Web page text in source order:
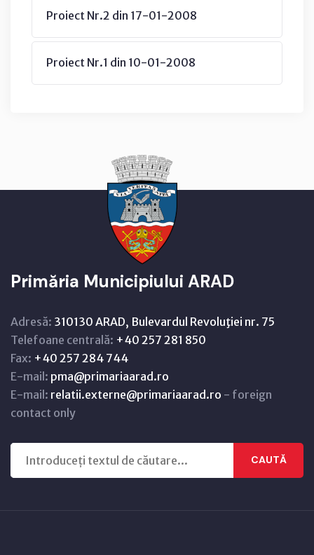
Proiect Nr.2 din 17-01-2008
Proiect Nr.1 din 10-01-2008
Primăria Municipiului ARAD
Adresă: 310130 ARAD, Bulevardul Revoluţiei nr. 75
Telefoane centrală: +40 257 281 850
Fax: +40 257 284 744
E-mail: pma@primariaarad.ro
E-mail: relatii.externe@primariaarad.ro - foreign
contact only
CAUTĂ